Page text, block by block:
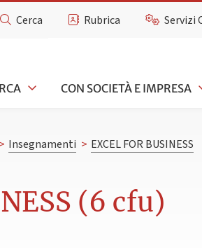
Cerca Rubrica Servizi
CON SOCIETÀ E IMPRESA
> Insegnamenti > EXCEL FOR BUSINESS
(6 cfu)